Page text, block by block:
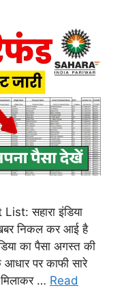
सहारा इंडिया
निकल कर आई है
का पैसा अगस्त की
आधार पर काफी सारे
मिलाकर … Read